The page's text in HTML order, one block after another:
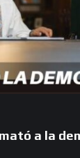
a la